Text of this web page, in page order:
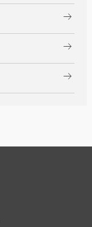
arrow_right_alt
arrow_right_alt
arrow_right_alt